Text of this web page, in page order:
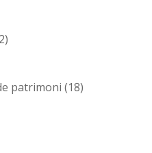
patrimoni (18)